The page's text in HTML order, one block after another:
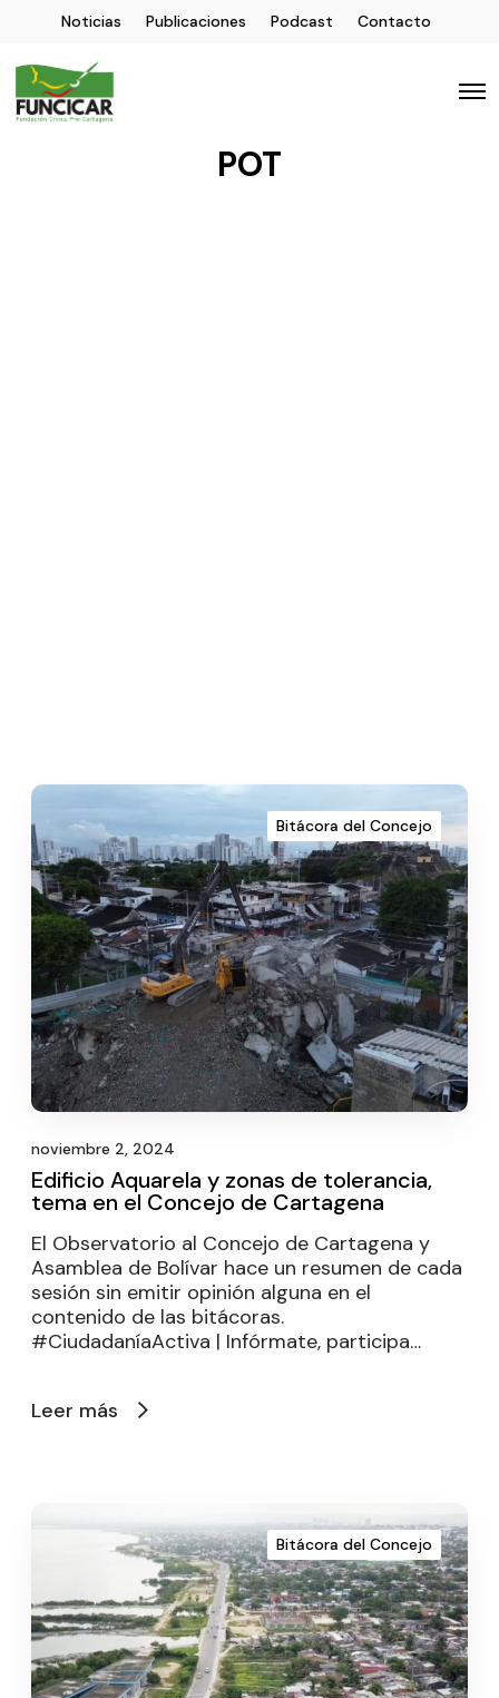
Noticias Publicaciones Podcast Contacto
POT
Bitácora del Concejo
noviembre 2, 2024
Edificio Aquarela y zonas de tolerancia,
tema en el Concejo de Cartagena
El Observatorio al Concejo de Cartagena y
Asamblea de Bolívar hace un resumen de cada
sesión sin emitir opinión alguna en el
contenido de las bitácoras.
#CiudadaníaActiva | Infórmate, participa…
Leer más
Bitácora del Concejo